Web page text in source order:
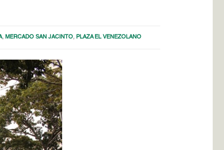
, MERCADO SAN JACINTO, PLAZA EL VENEZOLANO